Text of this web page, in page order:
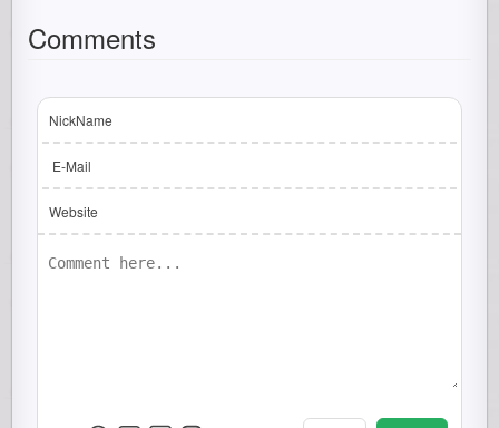
Comments
NickName
E-Mail
Website